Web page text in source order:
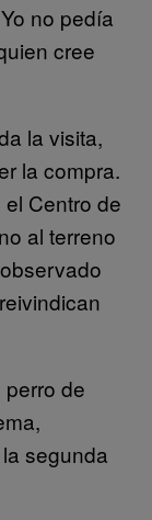
no pedía
cree
la visita,
la compra.
Centro de
al terreno
de
segunda